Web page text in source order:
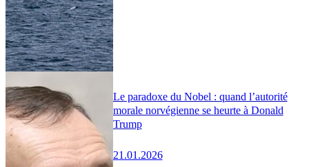
Le paradoxe du Nobel : quand l’autorité
morale norvégienne se heurte à Donald
Trump
21.01.2026